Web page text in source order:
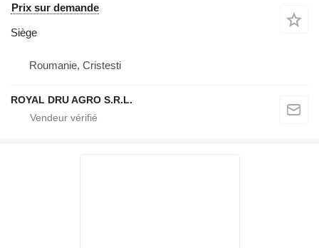
Prix sur demande
Siège
Roumanie, Cristesti
ROYAL DRU AGRO S.R.L.